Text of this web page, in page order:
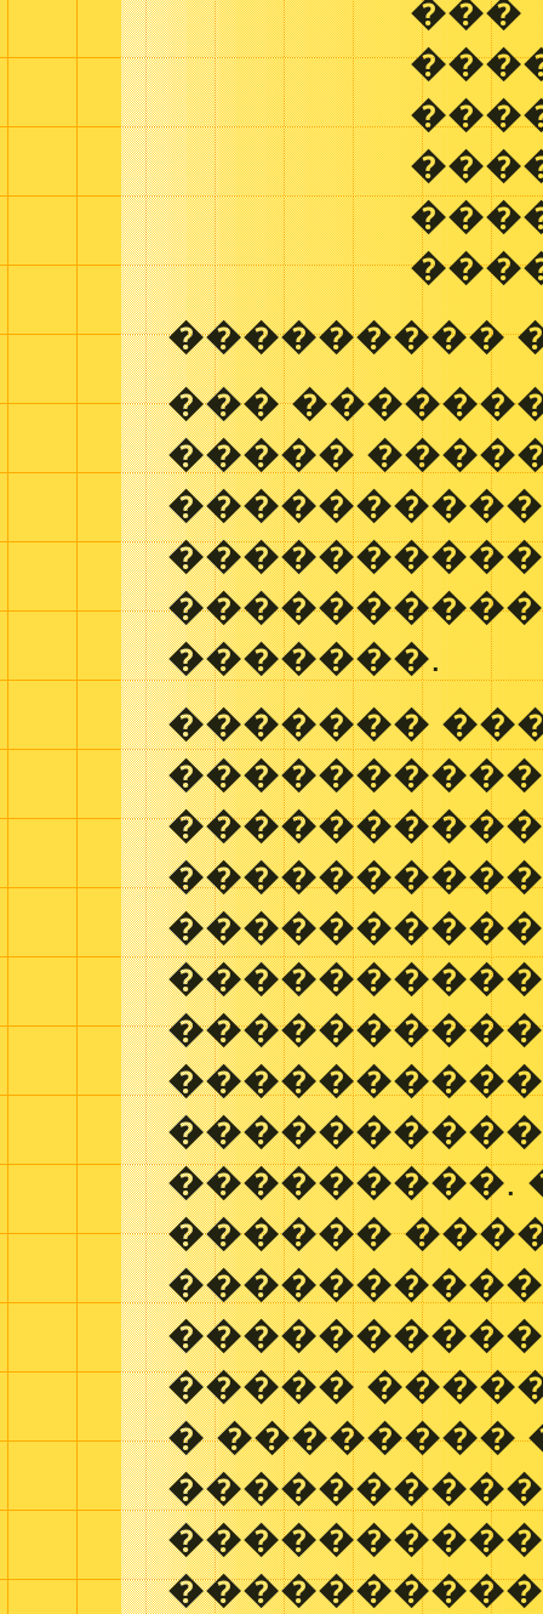
���
���������
���
�����
�������.
�������
���������.
������
�����
� ��������
����������